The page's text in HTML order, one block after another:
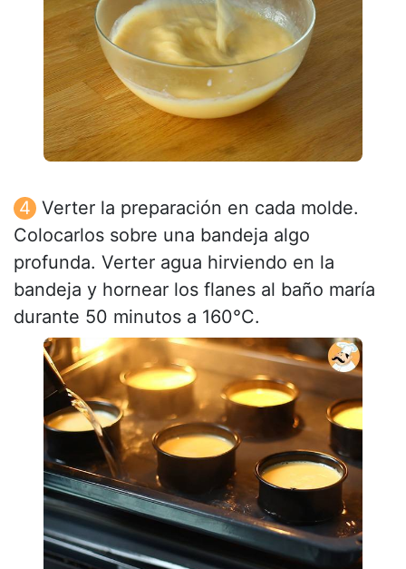
Verter la preparación en cada molde.
Colocarlos sobre una bandeja algo
profunda. Verter agua hirviendo en la
bandeja y hornear los flanes al baño maría
durante 50 minutos a 160°C.